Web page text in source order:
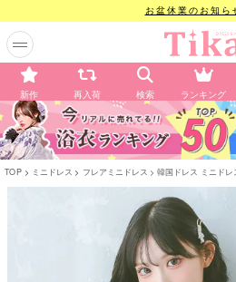
お盆休業のお知ら
新作 再入荷 検索 ランキング
TOP ミニドレス フレアミニドレス 韓国ドレス ミニド